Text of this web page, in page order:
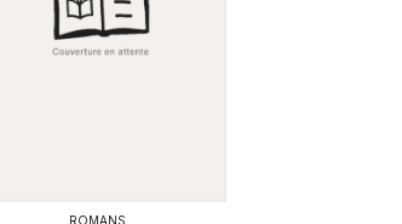
ROMANS